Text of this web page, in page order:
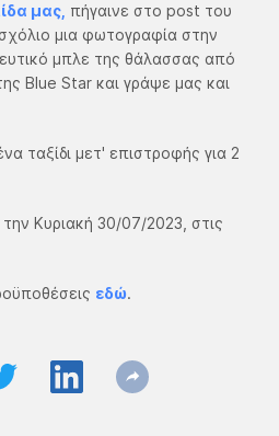
μας πήγαινε στο post του
μια φωτογραφία στην
μπλε της θάλασσας από
Blue Star και γράψε μας και
ταξίδι μετ' επιστροφής για 2
Κυριακή 30/07/2023, στις
εδώ.